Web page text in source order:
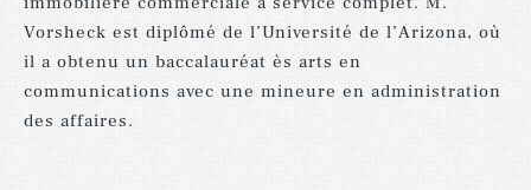
Vorsheck est diplômé de l’Université de l’Arizona, où
il a obtenu un baccalauréat ès arts en
communications avec une mineure en administration
des affaires.